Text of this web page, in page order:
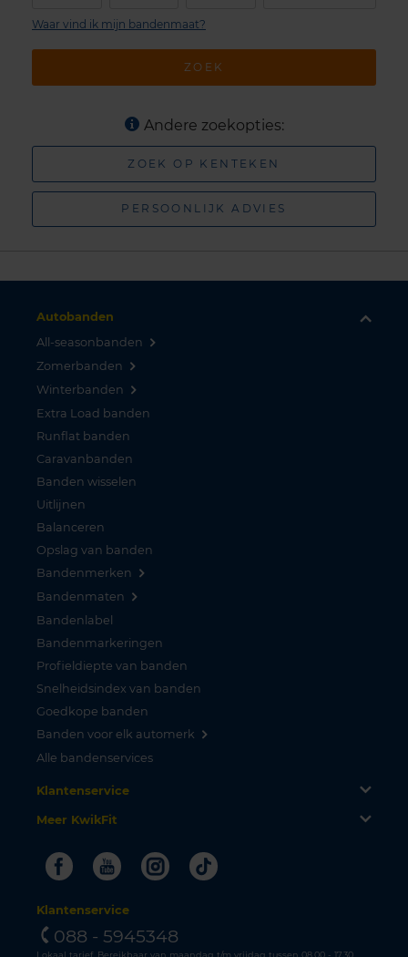
ZOEK
Waar vind ik mijn bandenmaat?
Andere zoekopties:
ZOEK OP KENTEKEN
PERSOONLIJK ADVIES
Autobanden
All-seasonbanden
Zomerbanden
Winterbanden
Extra Load banden
Runflat banden
Caravanbanden
Banden wisselen
Uitlijnen
Balanceren
Opslag van banden
Bandenmerken
Bandenmaten
Bandenlabel
Bandenmarkeringen
Profieldiepte van banden
Snelheidsindex van banden
Goedkope banden
Banden voor elk automerk
Alle bandenservices
Klantenservice
Meer KwikFit
FacebookYoutubeInstagram
Tiktok
Klantenservice
088 - 5945348
Lokaal tarief. Bereikbaar van maandag t/m vrijdag tussen 08.00 - 17.30